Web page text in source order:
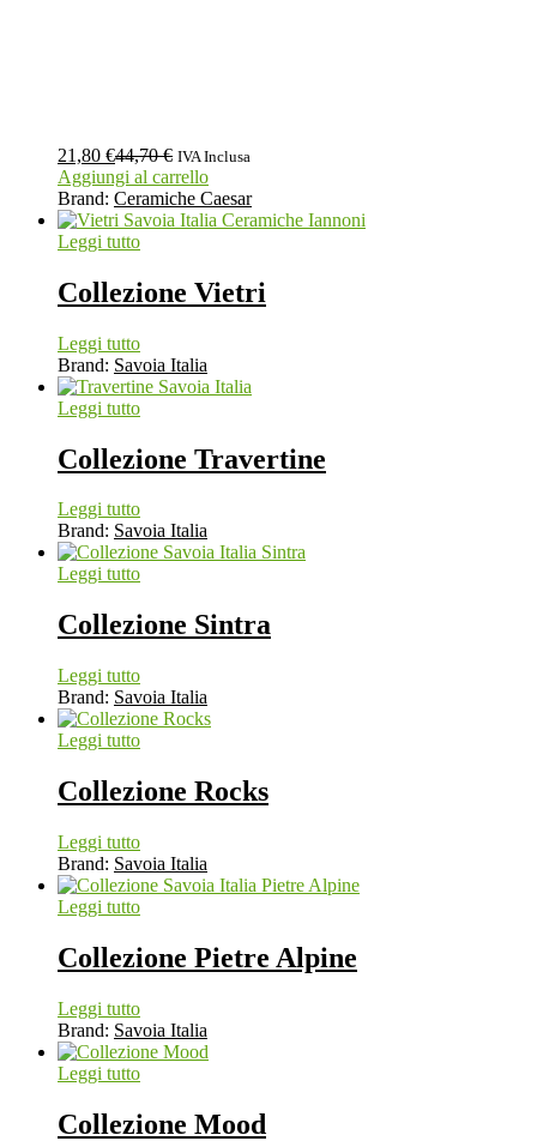
21,80 €44,70€ IVA Inclusa
Aggiungi al carrello
Brand: Ceramiche Caesar
Leggi tutto
Collezione Vietri
Leggi tutto
Brand: Savoia Italia
Leggi tutto
Collezione Travertine
Leggi tutto
Brand: Savoia Italia
Leggi tutto
Collezione Sintra
Leggi tutto
Brand: Savoia Italia
Leggi tutto
Collezione Rocks
Leggi tutto
Brand: Savoia Italia
Leggi tutto
Collezione Pietre Alpine
Leggi tutto
Brand: Savoia Italia
Leggi tutto
Collezione Mood